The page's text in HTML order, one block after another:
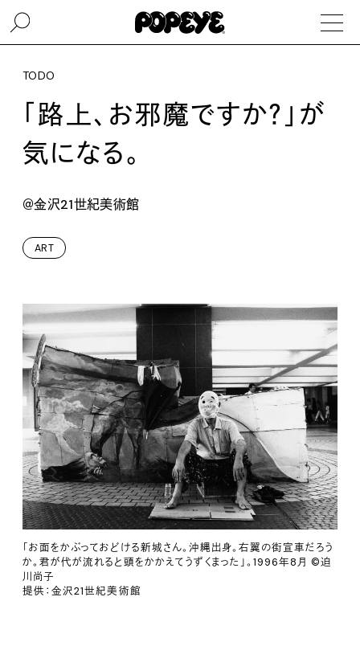
TODO
「路上、お邪魔ですか？」が
気になる。
＠金沢21世紀美術館
ART
「お面をかぶっておどける新城さん。沖縄出身。右翼の街宣車だろう
か。君が代が流れると頭をかかえてうずくまった」。1996年8月 ©迫
川尚子
提供：金沢21世紀美術館